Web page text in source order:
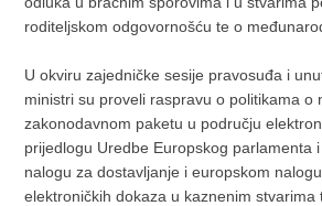
roditeljskom odgovornošću te o
U okviru zajedničke sesije pravosuđa i
ministri su proveli raspravu o politikama o
zakonodavnom paketu u području
prijedlogu Uredbe Europskog parlamenta
nalogu za dostavljanje i europskom
elektroničkih dokaza u kaznenim stvarima